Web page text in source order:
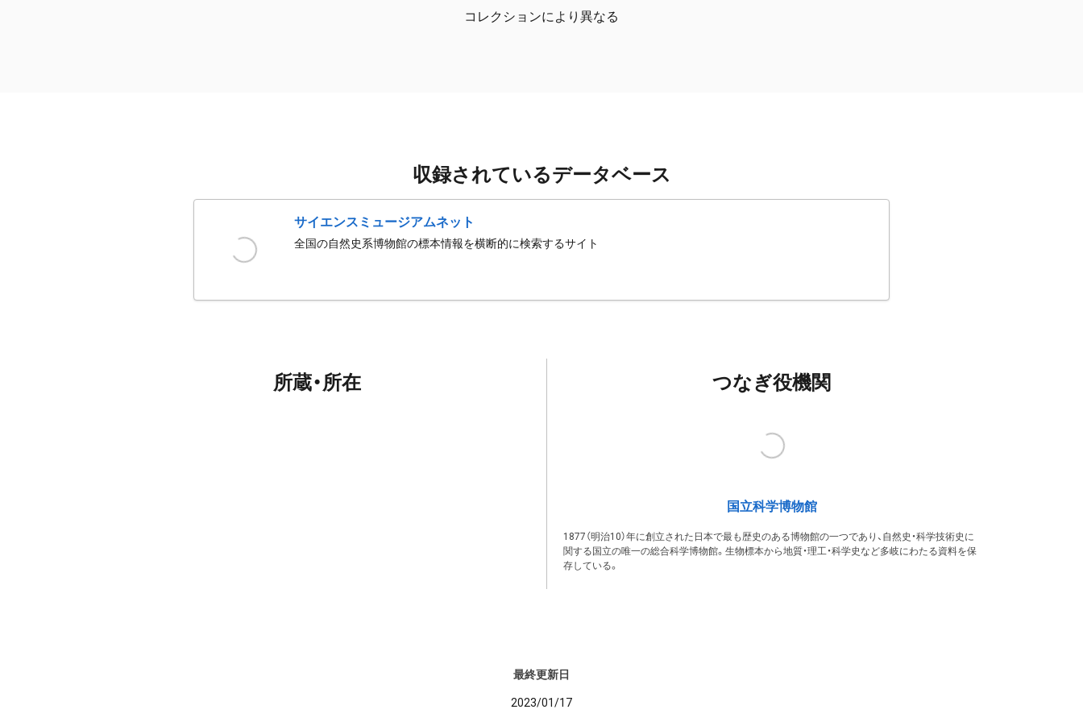
コレクションにより異なる
収録されているデータベース
サイエンスミュージアムネット
全国の自然史系博物館の標本情報を横断的に検索するサイト
所蔵・所在 つなぎ役機関
国立科学博物館
1877（明治10）年に創立された日本で最も歴史のある博物館の一つであり、自然史・科学技術史に
関する国立の唯一の総合科学博物館。生物標本から地質・理工・科学史など多岐にわたる資料を保
存している。
最終更新日
2023/01/17